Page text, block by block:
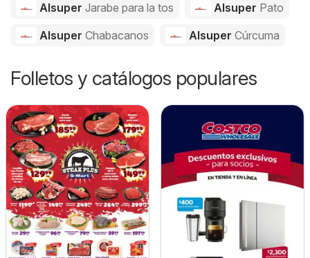
Alsuper Jarabe para la tos Alsuper Pato
Alsuper Chabacanos Alsuper Cúrcuma
Folletos y catálogos populares